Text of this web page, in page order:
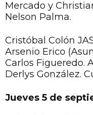
Mercado y
Nelson Palma.
Cristóbal Colón
Arsenio Erico
Carlos Figueredo.
Derlys González.
Jueves 5 de